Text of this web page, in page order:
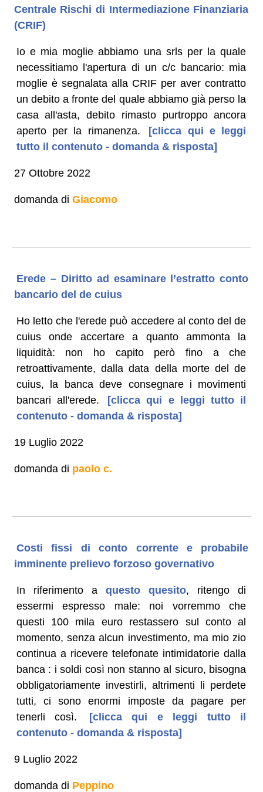
Centrale Rischi di Intermediazione Finanziaria
(CRIF)
Io e mia moglie abbiamo una srls per la quale
necessitiamo l'apertura di un c/c bancario: mia
moglie è segnalata alla CRIF per aver contratto
un debito a fronte del quale abbiamo già perso la
casa all'asta, debito rimasto purtroppo ancora
aperto per la rimanenza.
[clicca qui e leggi
tutto il contenuto - domanda & risposta]
27 Ottobre 2022
domanda di Giacomo
Erede – Diritto ad esaminare l’estratto conto
bancario del de cuius
Ho letto che l'erede può accedere al conto del de
cuius onde accertare a quanto ammonta la
liquidità: non ho capito però fino a che
retroattivamente, dalla data della morte del de
cuius, la banca deve consegnare i movimenti
bancari all'erede.
[clicca qui e leggi tutto il
contenuto - domanda & risposta]
19 Luglio 2022
domanda di paolo c.
Costi fissi di conto corrente e probabile
imminente prelievo forzoso governativo
In riferimento aquesto quesito, ritengo di
essermi espresso male: noi vorremmo che
questi 100 mila euro restassero sul conto al
momento, senza alcun investimento, ma mio zio
continua a ricevere telefonate intimidatorie dalla
banca : i soldi così non stanno al sicuro, bisogna
obbligatoriamente investirli, altrimenti li perdete
tutti, ci sono enormi imposte da pagare per
tenerli così.
[clicca qui e leggi tutto il
contenuto - domanda & risposta]
9 Luglio 2022
domanda di Peppino